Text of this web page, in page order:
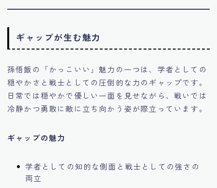
ギャップが生む魅力
孫悟飯の「かっこいい」魅力の一つは、学者としての
穏やかさと戦士としての圧倒的な力のギャップです。
日常では穏やかで優しい一面を見せながら、戦いでは
冷静かつ勇敢に敵に立ち向かう姿が際立っています。
ギャップの魅力
学者としての知的な側面と戦士としての強さの
両立